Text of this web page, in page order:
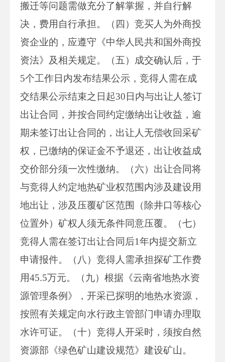
搬迁等问题需做充分了解掌握，并自行解
决，费用自行承担。（四）竞买人为外商投
资企业的，应遵守《中华人民共和国外商投
资法》及相关规定。（五）成交确认后，于
5个工作日内发布结果公示，竞得人需在成
交结果公示结束之日起30日内与出让人签订
出让合同，并按合同约定缴纳出让收益，逾
期未签订出让合同的，出让人无偿收回采矿
权，已缴纳的保证金不予退还，出让收益成
交价部分须一次性缴纳。（六）出让合同将
与竞得人约定地热矿业权范围内涉及建设用
地出让，涉及压覆矿区范围（除井口等核心
位置外）矿权人须无条件同意压覆。（七）
竞得人需在签订出让合同后1年内提交新立
申请报件。（八）竞得人需承担探矿工作费
用45.5万元。（九）根据《云南省地热水资
源管理条例》，开采已探明的地热水资源，
按照有关规定向水行政主管部门申请办理取
水许可证。（十）竞得人开采时，须按自然
资源部《绿色矿山建设规范》建设矿山。